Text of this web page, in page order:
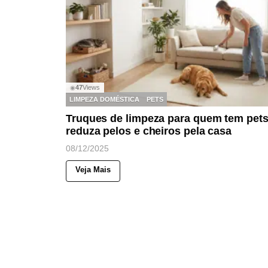
◉47Views
LIMPEZA DOMÉSTICA
PETS
Truques de limpeza para quem tem
reduza pelos e cheiros pela casa
08/12/2025
Veja Mais